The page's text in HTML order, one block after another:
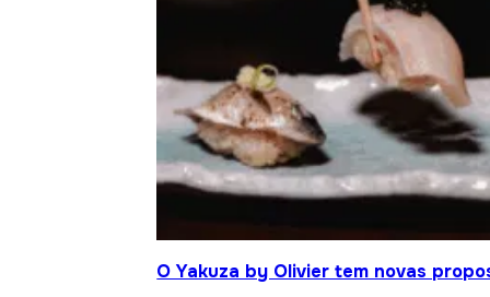
O Yakuza by Olivier tem novas